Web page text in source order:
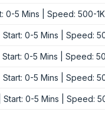
0-5 Mins | Speed: 500-
0-5 Mins | Speed:
0-5 Mins | Speed:
0-5 Mins | Speed:
0-5 Mins | Speed: